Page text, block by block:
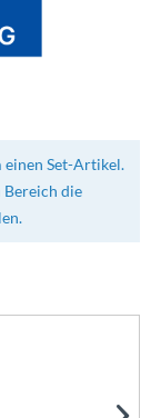
einen Set-Artikel.
Bereich die